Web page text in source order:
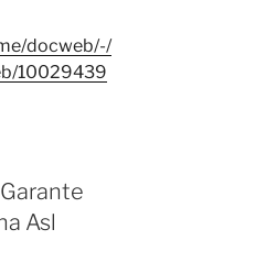
docweb/-/
10029439
Asl